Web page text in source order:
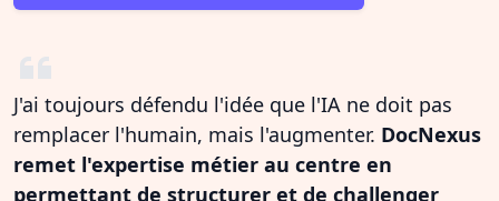
J'ai toujours défendu l'idée que l'IA ne doit pas
remplacer l'humain, mais l'augmenter. DocNexus
remet l'expertise métier au centre en
permettant de structurer et de challenger